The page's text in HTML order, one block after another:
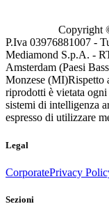
Copyright
P.Iva 03976881007 -
Mediamond S.p.A. -
Amsterdam (Paesi
Monzese (MI)Rispetto
riprodotti è vietata
sistemi di intelligenza
espresso di utilizzare
Legal
CorporatePrivacy
Sezioni